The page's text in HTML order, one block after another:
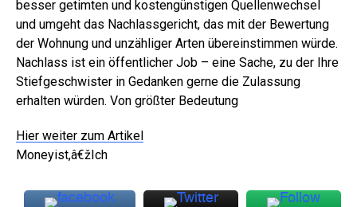
besser getimten und kostengünstigen Quellenwechsel
und umgeht das Nachlassgericht, das mit der Bewertung
der Wohnung und unzähliger Arten übereinstimmen würde.
Nachlass ist ein öffentlicher Job – eine Sache, zu der Ihre
Stiefgeschwister in Gedanken gerne die Zulassung
erhalten würden. Von größter Bedeutung
Hier weiter zum Artikel
Moneyist,â€žIch